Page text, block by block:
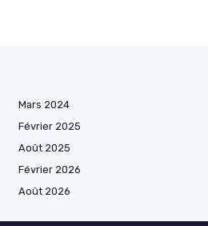
Mars 2024
Février 2025
Août 2025
Février 2026
Août 2026